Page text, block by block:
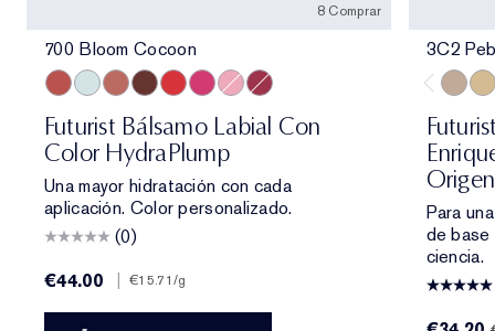
8 Comprar
700 Bloom Cocoon
Futurist Bálsamo Labial Con
Color HydraPlump
Una mayor hidratación con cada
aplicación. Color personalizado.
(0)
€44.00
| €15.71/g
3C2
Para
de base
ciencia.